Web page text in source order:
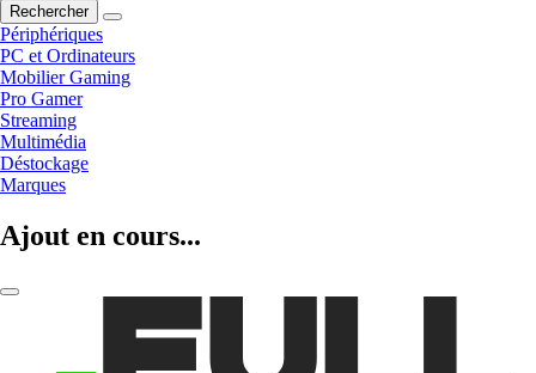
Rechercher
Périphériques
PC et Ordinateurs
Mobilier Gaming
Pro Gamer
Streaming
Multimédia
Déstockage
Marques
Ajout en cours...